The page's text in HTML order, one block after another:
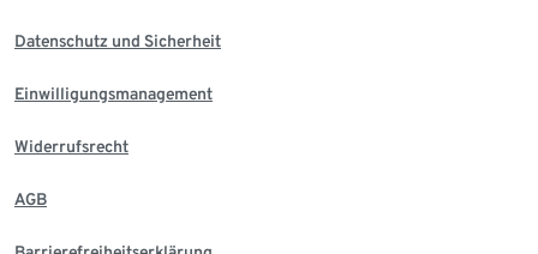
Datenschutz und Sicherheit
Einwilligungsmanagement
Widerrufsrecht
AGB